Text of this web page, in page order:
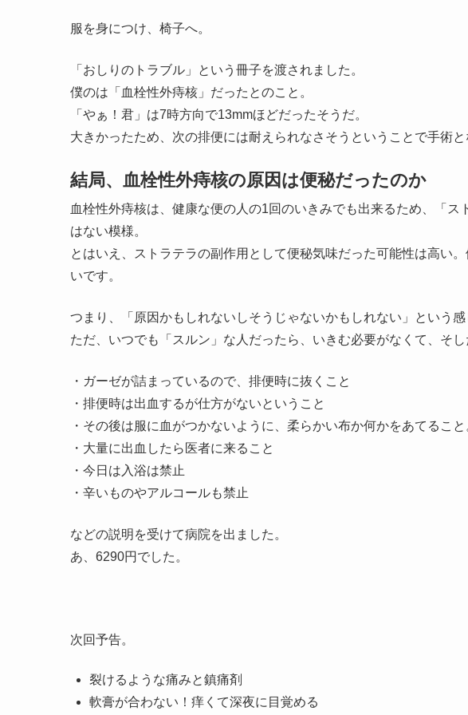
服を身につけ、椅子へ。
「おしりのトラブル」という冊子を渡されました。
僕のは「血栓性外痔核」だったとのこと。
「やぁ！君」は7時方向で13mmほどだったそうだ。
大きかったため、次の排便には耐えられなさそうということで手術と
結局、血栓性外痔核の原因は便秘だったのか
血栓性外痔核は、健康な便の人の1回のいきみでも出来るため、「
はない模様。
とはいえ、ストラテラの副作用として便秘気味だった可能性は高い
いです。
つまり、「原因かもしれないしそうじゃないかもしれない」という感
ただ、いつでも「スルン」な人だったら、いきむ必要がなくて、そ
・ガーゼが詰まっているので、排便時に抜くこと
・排便時は出血するが仕方がないということ
・その後は服に血がつかないように、柔らかい布か何かをあてるこ
・大量に出血したら医者に来ること
・今日は入浴は禁止
・辛いものやアルコールも禁止
などの説明を受けて病院を出ました。
あ、6290円でした。
次回予告。
裂けるような痛みと鎮痛剤
軟膏が合わない！痒くて深夜に目覚める